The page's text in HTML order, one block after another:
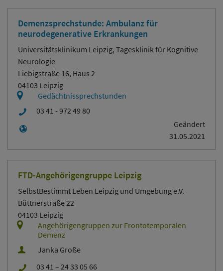
Demenzsprechstunde: Ambulanz für
neurodegenerative Erkrankungen
Universitätsklinikum Leipzig, Tagesklinik für Kognitive
Neurologie
Liebigstraße 16, Haus 2
04103 Leipzig
Gedächtnissprechstunden
03 41 - 972 49 80
Geändert
31.05.2021
FTD-Angehörigengruppe Leipzig
SelbstBestimmt Leben Leipzig und Umgebung e.V.
Büttnerstraße 22
04103 Leipzig
Angehörigengruppen zur Frontotemporalen
Demenz
Janka Große
03 41 – 24 33 05 66